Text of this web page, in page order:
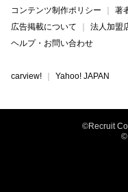
コンテンツ制作ポリシー
著
広告掲載について
法人加盟
ヘルプ・お問い合わせ
carview! Yahoo! JAPAN
©Recruit
©